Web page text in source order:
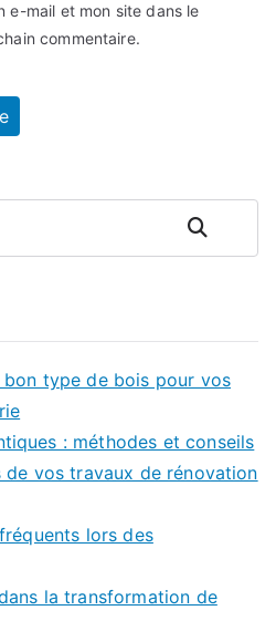
e-mail et mon site dans le
commentaire.
Rechercher
type de bois pour vos
: méthodes et conseils
de vos travaux de rénovation
lors des
la transformation de